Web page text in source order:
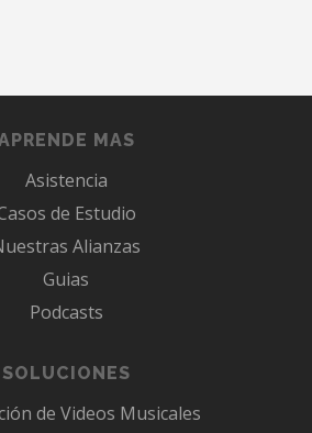
MAS
Asistencia
de Estudio
Alianzas
Guias
Podcasts
SOLUCIONES
de Videos Musicales